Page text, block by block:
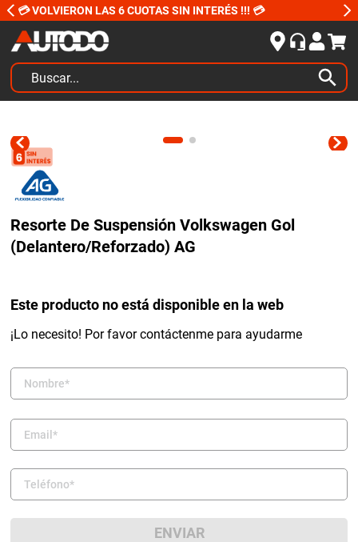
💳 VOLVIERON LAS 6 CUOTAS SIN INTERÉS !!! 💳
Buscar...
Resorte De Suspensión Volkswagen Gol
(Delantero/Reforzado) AG
Este producto no está disponible en la web
¡Lo necesito! Por favor contáctenme para ayudarme
ENVIAR
1.
2.
amortiguadores
3.
bujias ngk
4.
honda civic
5.
bora
7.
bmw
8.
sprinter
9.
amortiguador